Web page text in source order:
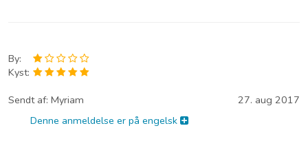
By:
Kyst:
Sendt af: Myriam
27. aug 2017
Denne anmeldelse er på engelsk